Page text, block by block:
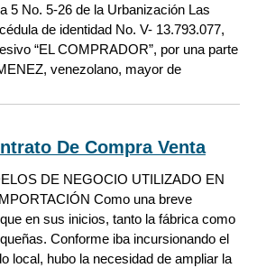
5 No. 5-26 de la Urbanización Las
de identidad No. V- 13.793.077,
“EL COMPRADOR”, por una parte
venezolano, mayor de
De Compra Venta
DE NEGOCIO UTILIZADO EN
Como una breve
en sus inicios, tanto la fábrica como
Conforme iba incursionando el
local, hubo la necesidad de ampliar la